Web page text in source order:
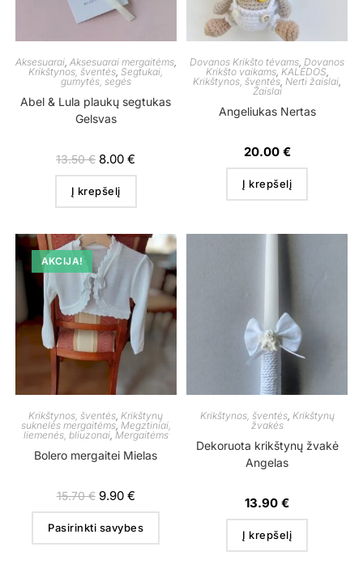
Aksesuarai, Aksesuarai mergaitėms,
Krikštynos, šventės ,Segtukai,
gumytės, segės
Abel & Lula plaukų segtukas
Gelsvas
13.50€ 8.00€
Į krepšelį
Dovanos Krikšto tėvams Dovanos
Krikšto vaikams, KALĖDOS
Krikštynos, šventės Nerti žaislai
Žaislai
Angeliukas Nertas
20.00 €
Į krepšelį
AKCIJA!
Krikštynos, šventės,Krikštynų
suknelės mergaitėms, Megztiniai,
liemenės, bliuzonai, Mergaitėms
Bolero mergaitei Mielas
15.70€ 9.90 €
Pasirinkti savybes
Krikštynos, šventės, Krikštynų
žvakės
Dekoruota krikštynų žvakė
Angelas
13.90€
Į krepšelį